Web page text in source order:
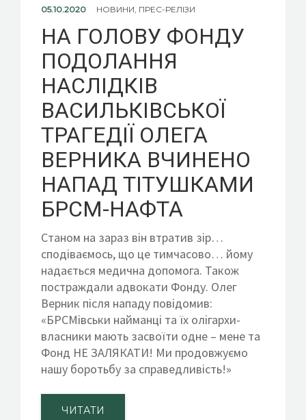
05.10.2020 НОВИНИ ПРЕС-РЕЛІЗИ
НА ГОЛОВУ ФОНДУ
ПОДОЛАННЯ
НАСЛІДКІВ
ВАСИЛЬКІВСЬКОЇ
ТРАГЕДІЇ ОЛЕГА
ВЕРНИКА ВЧИНЕНО
НАПАД ТІТУШКАМИ
БРСМ-НАФТА
Станом на зараз він втратив зір…
сподіваємось, що це тимчасово… йому
надається медична допомога. Також
постраждали адвокати Фонду. Олег
Верник після нападу повідомив:
«БРСМівськи найманці та їх олігархи-
власники мають засвоїти одне – мене та
Фонд НЕ ЗАЛЯКАТИ! Ми продовжуємо
нашу боротьбу за справедливість!»
ЧИТАТИ